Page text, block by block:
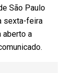
São Paulo
sexta-feira
aberto a